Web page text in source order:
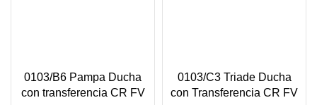
0103/B6 Pampa Ducha
con transferencia CR FV
0103/C3 Triade Ducha
con Transferencia CR FV